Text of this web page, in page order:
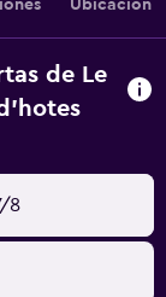
Ubicación
de Le
8